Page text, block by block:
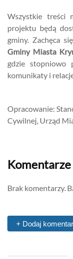
Wszystkie treści
projektu będą
gminy. Zachęca
Gminy Miasta
gdzie stopniowo
komunikaty i
Opracowanie:
Cywilnej, Urząd
Komentarze
Brak komentarzy.
+ Dodaj